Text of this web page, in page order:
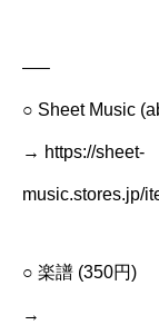
—–
○ Sheet Music
→ https://sheet-
music.stores.jp/
○ 楽譜 (350円)
→